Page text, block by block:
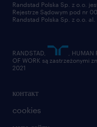
контакт
cookies
Randstad Polska Sp. z o.o.
Rejestrze Sądowym pod nr
Randstad Polska Sp. z o.o.
RANDSTAD,
,
OF WORK są zastrzeżonymi
2021